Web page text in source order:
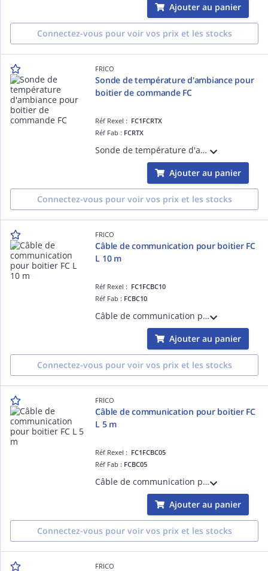
Ajouter au panier
Connectez-vous pour voir vos prix et les stocks
FRICO
Sonde de température d'ambiance pour
boitier de commande FC
Réf Rexel : FC1FCRTX
Réf Fab : FCRTX
Sonde de température d'ambiance pour boitier de commande FCCF
Ajouter au panier
Connectez-vous pour voir vos prix et les stocks
FRICO
Câble de communication pour boitier FC
L 10 m
Réf Rexel : FC1FCBC10
Réf Fab : FCBC10
Câble de communication pour boitier FC Longueur 10 m
Ajouter au panier
Connectez-vous pour voir vos prix et les stocks
FRICO
Câble de communication pour boitier FC
L 5 m
Réf Rexel : FC1FCBC05
Réf Fab : FCBC05
Câble de communication pour boitier FC Longueur 5 m
Ajouter au panier
Connectez-vous pour voir vos prix et les stocks
FRICO